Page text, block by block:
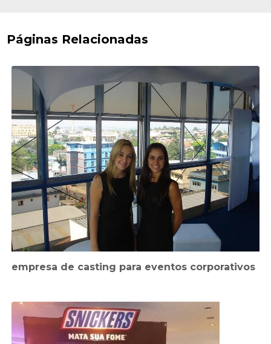
Páginas Relacionadas
empresa de casting para eventos corporativos